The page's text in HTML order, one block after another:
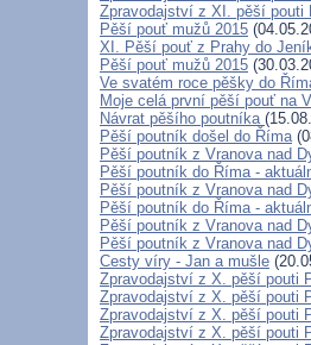
Zpravodajství z XI. pěší pouti
Pěší pouť mužů 2015
XI. Pěší pouť z Prahy do
Pěší pouť mužů 2015
Ve svatém roce pěšky do
Moje celá první pěší pouť na
Návrat pěšího poutníka
Pěší poutník došel do Říma
Pěší poutník z Vranova nad
Pěší poutník do Říma -
Pěší poutník z Vranova nad
Pěší poutník do Říma -
Pěší poutník z Vranova nad
Pěší poutník z Vranova nad
Cesty víry - Jan a mušle
Zpravodajství z X. pěší pouti
Zpravodajství z X. pěší pouti
Zpravodajství z X. pěší pouti
Zpravodajství z X. pěší pouti